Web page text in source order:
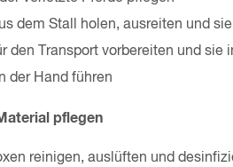
dem Stall holen, ausreiten und
den Transport vorbereiten und sie
der Hand führen
pflegen
reinigen, auslüften und